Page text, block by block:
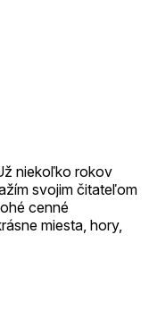
niekoľko rokov
svojim čitateľom
cenné
miesta, hory,